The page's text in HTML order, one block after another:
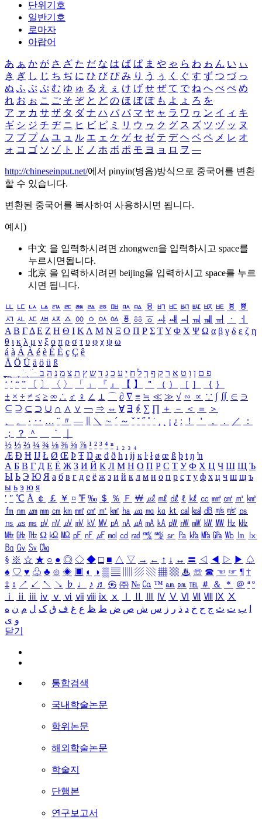
단위기호
일반기호
로마자
아랍어
あ ぁ か が さ ざ た だ な は ば ぱ ま や ゃ ら わ ゎ ん い ぃ
き ぎ し じ ち ぢ に ひ び ぴ み り う ぅ く ぐ す ず つ づ っ
ぬ ふ ぶ ぷ む ゆ ゅ る え ぇ け げ せ ぜ て で ね へ べ ぺ め
れ お ぉ こ ご そ ぞ と ど の ほ ぼ ぽ も よ ょ ろ を
ア ァ カ サ ザ タ ダ ナ ハ バ パ マ ヤ ャ ラ ワ ヮ ン イ ィ キ
ギ シ ジ チ ヂ ニ ヒ ビ ピ ミ リ ウ ゥ ク グ ス ズ ツ ヅ ッ ヌ
フ ブ プ ム ユ ュ ル エ ェ ケ ゲ セ ゼ テ デ ヘ ベ ペ メ レ オ
ォ コ ゴ ソ ゾ ト ド ノ ホ ボ ポ モ ヨ ョ ロ ヲ ―
http://chineseinput.net/에서 pinyin(병음)방식으로 중국어를 변환
할 수 있습니다.
변환된 중국어를 복사하여 사용하시면 됩니다.
예시)
中文 을 입력하시려면 zhongwen을 입력하시고 space를
누르시면됩니다.
北京 을 입력하시려면 beijing을 입력하시고 space를 누르
시면 됩니다.
ㅥ ㅦ ㅧ ㅨ ㅩ ㅪ ㅫ ㅬ ㅭ ㅮ ㅯ ㅰ ㅱ ㅲ ㅳ ㅴ ㅵ ㅶ ㅷ ㅸ
ㅹ
ㅺ ㅻ ㅼ ㅽ ㅾ ㅿ ㆀ ㆁ ㆂ ㆃ ㆄ ㆅ ㆆ ㆇ ㆈ ㆉ ㆊ ㆋ ㆌ ㆍ
ㆎ
Α Β ΓΔ Ε Ζ Η Θ Ι ΚΛ Μ Ν Ξ Ο Π Ρ Σ ΤΥ Φ Χ Ψ Ω α β γ δ ε ζ η
θ ι κ λ μ ν ξ ο π ρ σ τ υ φ χ ψ ω
á à Á À é è É È ç Ç ê
Ä Ö Ü ä ö ü ß
ִֶֹ ֻּ ׁׂ פ ם ן ו ט א ר ק ף ך ל ח י ע כ ג ד ש ץ ת צ מ נ ה ב
‘ ’ “ ” 〔 〕 〈 〉 「 」 『 』 【 】 ＂ （ ） ［ ］ ｛ ｝
± × ÷ ≠ ≤ ≥ ∞ ∴ ♂ ♀ ∠ ⊥ ⌒ ∂ ∇ ≡ ≒ ≪ ≫ √ ∽ ∝ ∵ ∫ ∬ ∈ ∋
⊆ ⊇ ⊂ ⊃ ∪ ∩ ∧ ∨ ￢ ⇒ ⇔ ∀ ∃ ∮ ∑ ∏ ＋ － ＜ ＝
＞
、
。 · ‥ … ¨ 〃 ― ＼ ∼ ´ ～ ˇ ˘ ˝ ˚ ˙ ¸ ¡ ¿ ː ！ ＇ ， ． ／
：
；
？ ＾ ｀
½ ⅓ ⅔ ¼ ¾ ⅛ ⅜ ⅝ ⅞ ¹ ² ³ ⁴ ⁿ ₁ ₂ ₃ ₄
Æ Ð Ħ Ĳ Ł Ø Œ Þ Ŧ Ŋ æ đ ð ħ ı ĳ ĸ ŀ ł ø œ ß þ ŧ ŋ ŉ
А Б В Г Д Е Ё Ж З И Й К Л М Н О П Р С Т У Ф Х Ц Ч Ш Щ Ъ
Ы Ь Э Ю Я а б в г д е ё ж з и й к л м н о п р с т у ф х ц ч ш щ ъ
ы ь э ю я
′ ″ ℃ Å ￠ ￡ ￥ ¤ ℉ ‰ ＄ ％ Ｆ ￦ ㎕ ㎖ ㎗ ℓ ㎘ ㏄ ㎣ ㎤ ㎥ ㎦
㎙ ㎚ ㎛ ㎜ ㎝ ㎞ ㎟ ㎠ ㎡ ㎢ ㏊ ㎍ ㎎ ㎏ ㏏ ㎈ ㎉ ㏈ ㎧ ㎨ ㎰
㎱ ㎲ ㎳ ㎴ ㎵ ㎶ ㎷ ㎸ ㎹ ㎀ ㎁ ㎂ ㎃ ㎄ ㎺ ㎻ ㎽ ㎾ ㎿ ㎐ ㎑
㎒ ㎓ ㎔ Ω ㏀ ㏁ ㎊ ㎋ ㎌ ㏖ ㏅ ㎭ ㎮ ㎯ ㏛ ㎩ ㎪ ㎫ ㎬ ㏝ ㏐
㏓
㏃ ㏉ ㏜ ㏆
§ ※ ☆ ★ ○ ● ◎ ◇ ◆ □ ■ △ ▽ → ← ↑ ↓ ↔ 〓 ◁ ◀ ▷ ▶ ♤
♠ ♡ ♥ ♧ ♣ ⊙ ◈ ▣ ◐ ◑ ▒ ▤ ▨ ▧ ▦ ▩ ♨ ☏ ☎ ☜ ☞ ¶ †
‡ ↕ ↗ ↙ ↖ ↘ ♭ ♩ ♪ ♬ ㉿ ㈜ № ㏇ ™ ㏂ ㏘ ℡ ＃ ＆ ＊ ＠ ª º
ⅰ
ⅱ ⅲ ⅳ ⅴ ⅵ ⅶ ⅷ ⅸ ⅹ Ⅳ Ⅴ Ⅵ Ⅶ Ⅷ Ⅸ Ⅹ
ب ت ث ج ح خ د ذ ر ز س ش ص ض ط ظ ع غ ف ق ک ل م ن ه
و ی
닫기
통합검색
국내학술논문
학위논문
해외학술논문
학술지
단행본
연구보고서